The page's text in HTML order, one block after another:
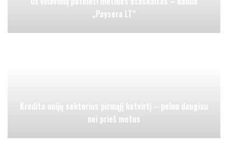
„Paysera LT“
Kredito unijų sektorius pirmąjį ketvirtį – pelno daugiau
nei prieš metus